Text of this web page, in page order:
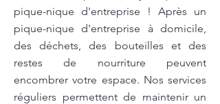
pique-nique d'entreprise ! Après un
pique-nique d'entreprise à domicile,
des déchets, des bouteilles et des
restes de nourriture peuvent
encombrer votre espace. Nos services
réguliers permettent de maintenir un